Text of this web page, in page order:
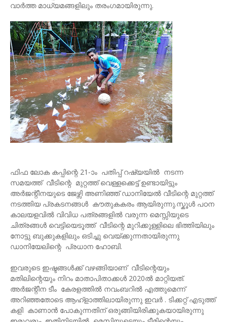
വാർത്ത മാധ്യമങ്ങളിലും തരംഗമായിരുന്നു.
ഫിഫ ലോക കപ്പിന്റെ 21-ാം പതിപ്പ് റഷ്യയിൽ നടന്ന
സമയത്ത് വീടിന്റെ മുറ്റത്ത് വെള്ളക്കെട്ട് ഉണ്ടായിട്ടും
അർജന്റീനയുടെ ജേഴ്സി അണിഞ്ഞ് ഡാനിയേൽ വീടിന്റെ മുറ്റത്ത്
നടത്തിയ പ്രകടനങ്ങൾ കൗതുകകരം ആയിരുന്നു.സ്കൂൾ പഠന
കാലയളവില്‍ വിവിധ പത്രങ്ങളില്‍ വരുന്ന മെസ്സിയുടെ
ചിത്രങ്ങൾ വെട്ടിയെടൂത്ത് വീടിന്റെ മുറിക്കുള്ളിലെ ഭിത്തിയിലും
നോട്ടു ബുക്കുകളിലും ഒടിച്ചു വെയ്ക്കുന്നതായിരുന്നു
ഡാനിയേലിന്റെ പ്രധാന ഹോബി.
ഇവരുടെ ഇഷ്ടങ്ങൾക്ക് വഴങ്ങിയാണ് വീടിന്റെയും
മതിലിന്റെയും നിറം മാതാപിതാക്കൾ 2020ൽ മാറ്റിയത്.
അർജന്റീന ടീം കേരളത്തില്‍ നവംബറില്‍ എത്തുമെന്ന്
അറിഞ്ഞതോടെ ആഹ്ളാത്തിലായിരുന്നു ഇവർ . ടിക്കറ്റ് എടുത്ത്
കളി കാണാൻ പോകുന്നതിന് ഒരുങ്ങിയിരിക്കുകയായിരുന്നു